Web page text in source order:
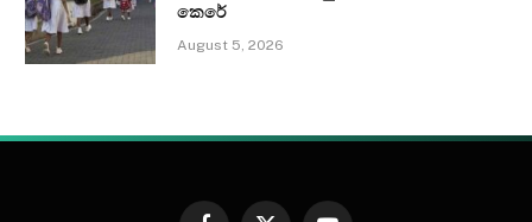
කෙරේ
August 5, 2026